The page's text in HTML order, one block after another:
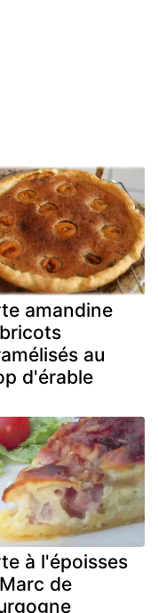
amandine
au
d'érable
à l'époisses
de